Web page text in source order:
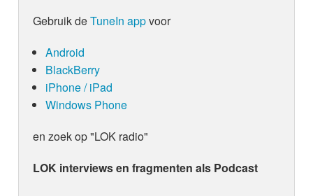
Gebruik deTuneIn appvoor
Android
BlackBerry
iPhone / iPad
Windows Phone
en zoek op "LOK radio"
LOK interviews en fragmenten als Podcast